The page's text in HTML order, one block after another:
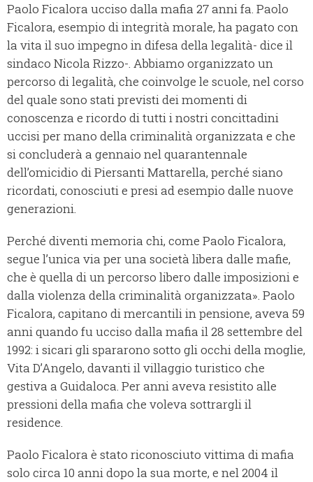
Paolo Ficalora ucciso dalla mafia 27 anni fa. Paolo
Ficalora, esempio di integrità morale, ha pagato con
la vita il suo impegno in difesa della legalità- dice il
sindaco Nicola Rizzo-. Abbiamo organizzato un
percorso di legalità, che coinvolge le scuole, nel corso
del quale sono stati previsti dei momenti di
conoscenza e ricordo di tutti i nostri concittadini
uccisi per mano della criminalità organizzata e che
si concluderà a gennaio nel quarantennale
dell’omicidio di Piersanti Mattarella, perché siano
ricordati, conosciuti e presi ad esempio dalle nuove
generazioni.
Perché diventi memoria chi, come Paolo Ficalora,
segue l’unica via per una società libera dalle mafie,
che è quella di un percorso libero dalle imposizioni e
dalla violenza della criminalità organizzata». Paolo
Ficalora, capitano di mercantili in pensione, aveva 59
anni quando fu ucciso dalla mafia il 28 settembre del
1992: i sicari gli spararono sotto gli occhi della moglie,
Vita D’Angelo, davanti il villaggio turistico che
gestiva a Guidaloca. Per anni aveva resistito alle
pressioni della mafia che voleva sottrargli il
residence.
Paolo Ficalora è stato riconosciuto vittima di mafia
solo circa 10 anni dopo la sua morte, e nel 2004 il